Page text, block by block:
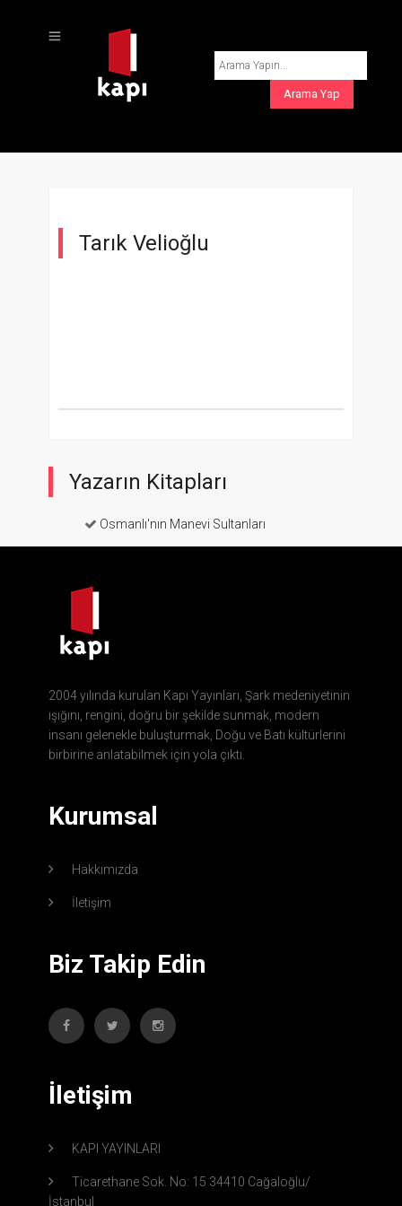
Tarık Velioğlu
Yazarın Kitapları
Osmanlı'nın Manevi Sultanları
2004 yılında kurulan Kapı Yayınları, Şark medeniyetinin
ışığını, rengini, doğru bir şekilde sunmak, modern
insanı gelenekle buluşturmak, Doğu ve Batı kültürlerini
birbirine anlatabilmek için yola çıktı.
Kurumsal
Hakkımızda
İletişim
Biz Takip Edin
İletişim
KAPI YAYINLARI
Ticarethane Sok. No: 15 34410 Cağaloğlu/
İstanbul